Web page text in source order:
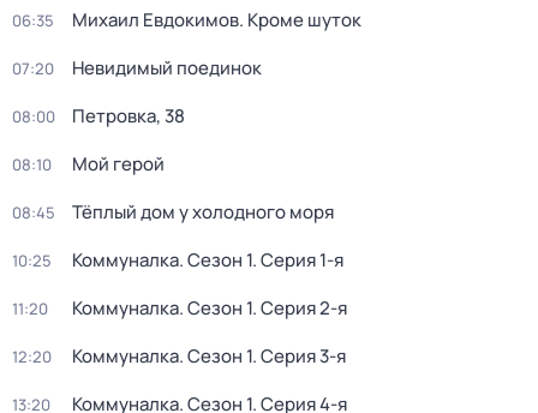
06:35 Михаил Евдокимов. Кроме шуток
07:20 Невидимый поединок
08:00 Петровка, 38
08:10 Мой герой
08:45 Тёплый дом у холодного моря
10:25 Коммуналка. Сезон 1. Серия 1-я
11:20 Коммуналка. Сезон 1. Серия 2-я
12:20 Коммуналка. Сезон 1. Серия 3-я
13:20 Коммуналка. Сезон 1. Серия 4-я